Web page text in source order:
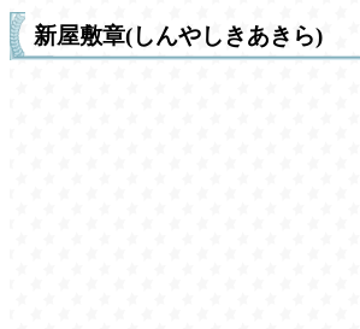
新屋敷章(しんやしきあきら)